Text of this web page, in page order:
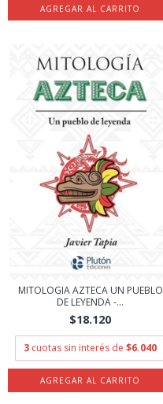
MITOLOGIA AZTECA UN PUEBLO
DE LEYENDA -...
$18.120
3 cuotas sin interés de $6.040